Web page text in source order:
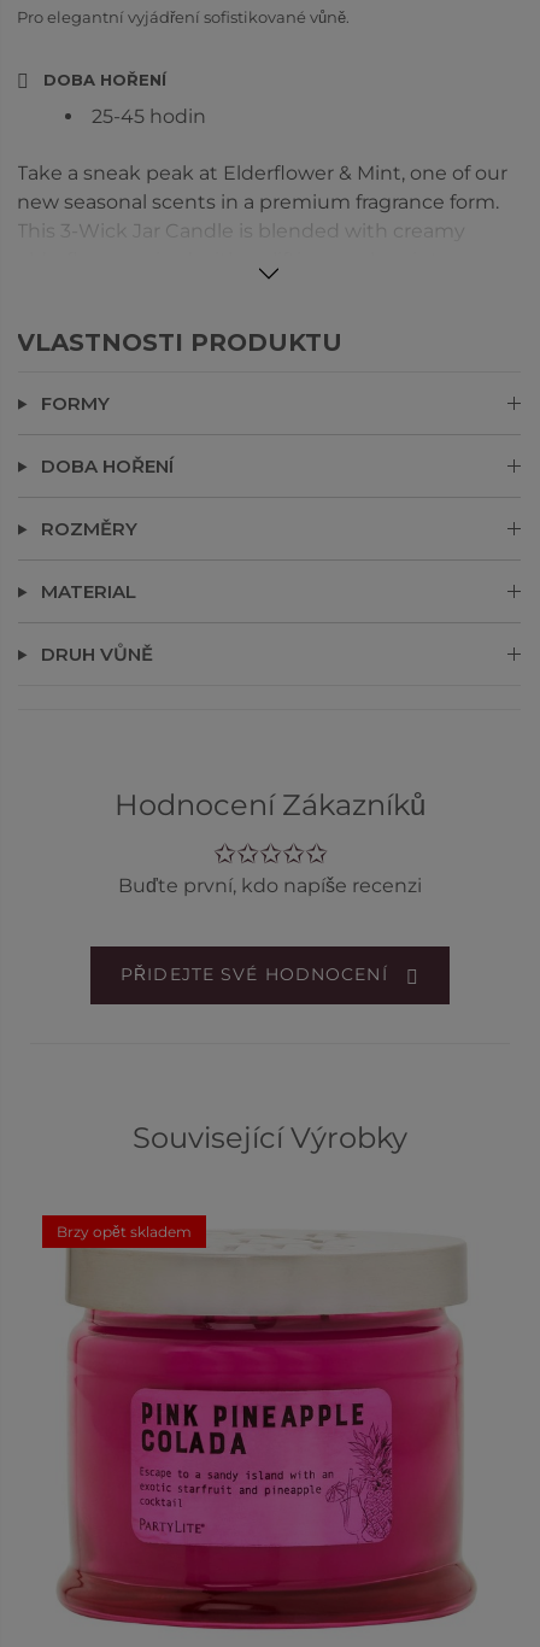
Pro elegantní vyjádření sofistikované vůně.
DOBA HOŘENÍ
25-45 hodin
Take a sneak peak at Elderflower & Mint, one of our
new seasonal scents in a premium fragrance form.
This 3-Wick Jar Candle is blended with creamy
VLASTNOSTI PRODUKTU
FORMY
DOBA HOŘENÍ
ROZMĚRY
MATERIAL
DRUH VŮNĚ
Hodnocení Zákazníků
Buďte první, kdo napíše recenzi
PŘIDEJTE SVÉ HODNOCENÍ
Související Výrobky
Brzy opět skladem